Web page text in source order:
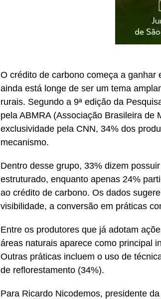
O crédito de carbono começa a
ainda está longe de ser um tema
rurais. Segundo a 9ª edição da
pela ABMRA (Associação Brasileira de
exclusividade pela CNN, 34% dos
mecanismo.
Dentro desse grupo, 33% dizem
estruturado, enquanto apenas 24%
ao crédito de carbono. Os dados
visibilidade, a conversão em práticas
Entre os produtores que já adotam
áreas naturais aparece como principal
Outras práticas incluem o uso de
de reflorestamento (34%).
Para Ricardo Nicodemos, presidente